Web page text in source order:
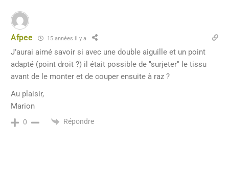
Afpee 15 années il y a
J’aurai aimé savoir si avec une double aiguille et un point
adapté (point droit ?) il était possible de "surjeter" le tissu
avant de le monter et de couper ensuite à raz ?
Au plaisir,
Marion
0 Répondre